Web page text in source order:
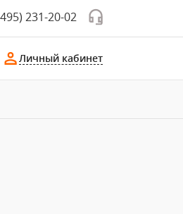
231-20-02
Личный кабинет